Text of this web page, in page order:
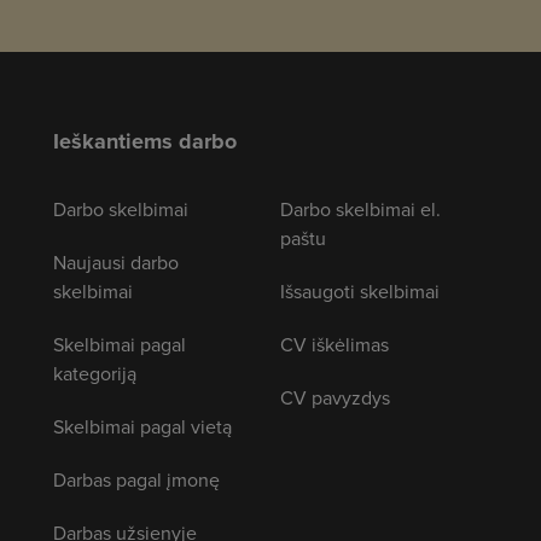
Ieškantiems darbo
Darbo skelbimai
Naujausi darbo
skelbimai
Skelbimai pagal
kategoriją
Skelbimai pagal vietą
Darbas pagal įmonę
Darbas užsienyje
Darbo skelbimai el.
paštu
Išsaugoti skelbimai
CV iškėlimas
CV pavyzdys